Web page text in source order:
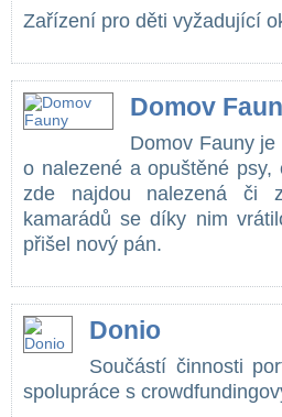
Zařízení pro děti vyžadující
Domov
Domov Fauny
o nalezené a opuštěné
zde najdou nalezená či
kamarádů se díky nim
přišel nový pán.
Donio
Součástí činnosti
spolupráce s